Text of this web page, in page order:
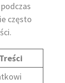
często